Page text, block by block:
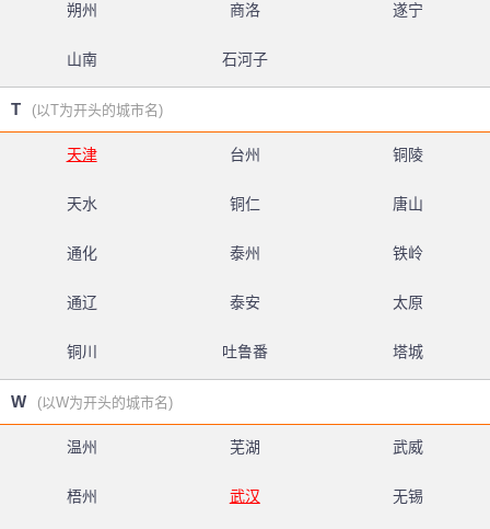
朔州 商洛 遂宁
山南 石河子
T (以T为开头的城市名)
天津 台州 铜陵
天水 铜仁 唐山
通化 泰州 铁岭
通辽 泰安 太原
铜川 吐鲁番 塔城
W (以W为开头的城市名)
温州 芜湖 武威
梧州 武汉 无锡